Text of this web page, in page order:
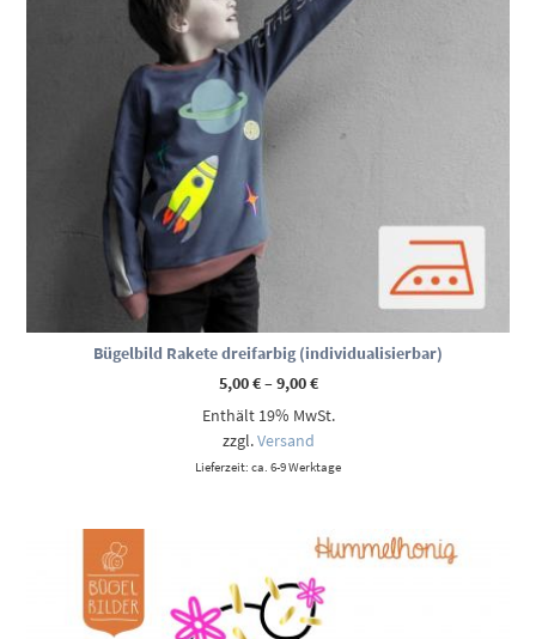
Bügelbild Rakete dreifarbig (individualisierbar)
5,00€–9,00€Preisspanne:
bis
Enthält 19% MwSt.
zzgl.Versand
Lieferzeit: ca. 6-9 Werktage